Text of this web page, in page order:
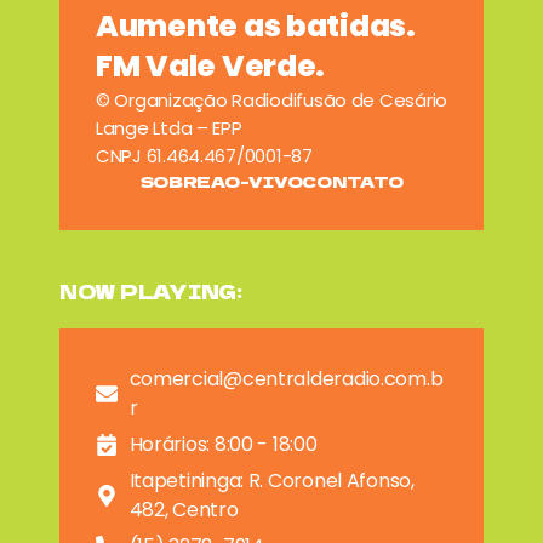
Aumente as batidas.
FM Vale Verde.
© Organização Radiodifusão de Cesário
Lange Ltda – EPP
CNPJ 61.464.467/0001-87
SOBREAO-VIVOCONTATO
comercial@centralderadio.com.b
r
Horários: 8:00 - 18:00
Itapetininga: R. Coronel Afonso,
482, Centro
NOW PLAYING: